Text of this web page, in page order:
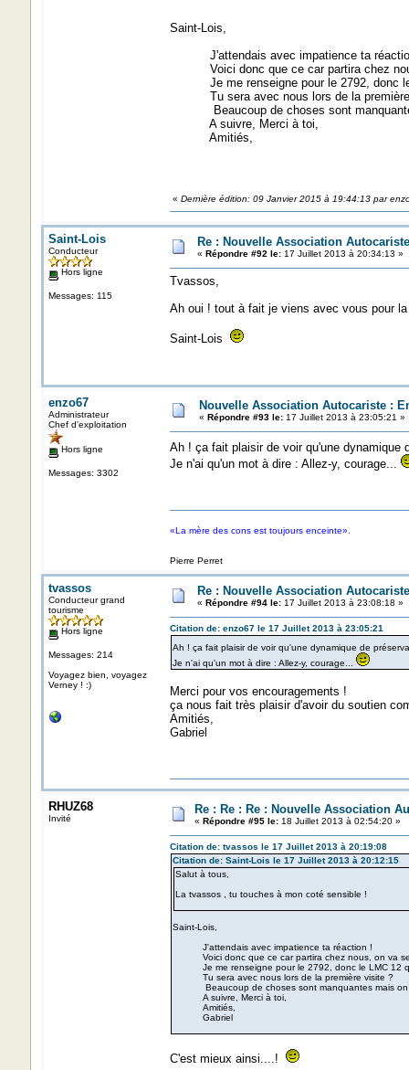
Saint-Lois,
J'attendais avec impatience ta
Voici donc que ce car partira chez
Je me renseigne pour le 2792, donc le
Tu sera avec nous lors de la première
Beaucoup de choses sont manquantes
A suivre, Merci à toi,
Amitiés,
« Dernière édition: 09 Janvier 2015 à 19:44:13 par
Saint-Lois
Conducteur
Hors ligne
Messages: 115
Re : Nouvelle Association
« Répondre #92 le:17 Juillet 2013 à 20:34:13 »
Tvassos,
Ah oui ! tout à fait je viens avec vous pour
Saint-Lois
enzo67
Administrateur
Chef d'exploitation
Hors ligne
Messages: 3302
Nouvelle Association Autocariste :
« Répondre #93 le:17 Juillet 2013 à 23:05:21 »
Ah ! ça fait plaisir de voir qu'une
Je n'ai qu'un mot à dire : Allez-y, courage...
«La mère des cons est toujours enceinte».
Pierre Perret
tvassos
Conducteur grand
tourisme
Hors ligne
Messages: 214
Voyagez bien, voyagez
Verney ! :)
Re : Nouvelle Association
« Répondre #94 le:17 Juillet 2013 à 23:08:18 »
Citation de: enzo67 le 17 Juillet 2013 à 23:05:21
Ah ! ça fait plaisir de voir qu'une dynamique de
Je n'ai qu'un mot à dire : Allez-y, courage...
Merci pour vos encouragements !
ça nous fait très plaisir d'avoir du soutien
Amitiés,
Gabriel
RHUZ68
Invité
Re : Re : Re : Nouvelle Association
« Répondre #95 le:18 Juillet 2013 à 02:54:20 »
Citation de: tvassos le 17 Juillet 2013 à 20:19:08
Citation de: Saint-Lois le 17 Juillet 2013 à 20:12:15
Salut à tous,
La tvassos , tu touches à mon coté sensible !
Saint-Lois,
J'attendais avec impatience ta réaction !
Voici donc que ce car partira chez nous, on va se
Je me renseigne pour le 2792, donc le LMC 12
Tu sera avec nous lors de la première visite ?
Beaucoup de choses sont manquantes mais on
A suivre, Merci à toi,
Amitiés,
Gabriel
C'est mieux ainsi....!